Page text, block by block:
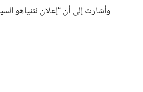
وأشارت إلى أن “إعلان